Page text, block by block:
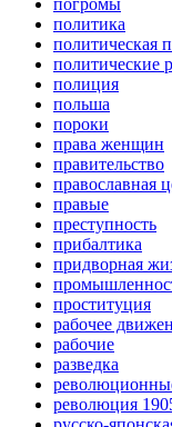
погромы
политика
политическая
политические
полиция
польша
пороки
права женщин
правительство
православная
правые
преступность
прибалтика
придворная
проституция
рабочее
рабочие
разведка
революция